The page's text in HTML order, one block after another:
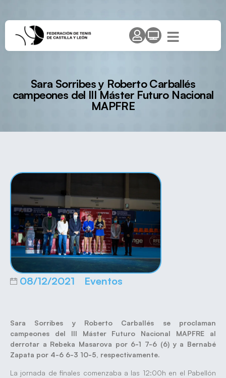
Sara Sorribes y Roberto Carballés
campeones del III Máster Futuro Nacional
MAPFRE
08/12/2021 Eventos
Sara Sorribes y Roberto Carballés se proclaman
campeones del III Máster Futuro Nacional MAPFRE al
derrotar a Rebeka Masarova por 6-1 7-6 (6) y a Bernabé
Zapata por 4-6 6-3 10-5, respectivamente.
La jornada de finales comenzaba a las 12:00h en el Pabellón